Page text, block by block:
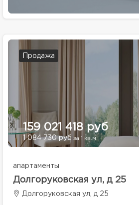
Продажа
159 021 418 руб
1 084 730 руб за 1 кв.м.
апартаменты
Долгоруковская ул, д 25
Долгоруковская ул, д 25